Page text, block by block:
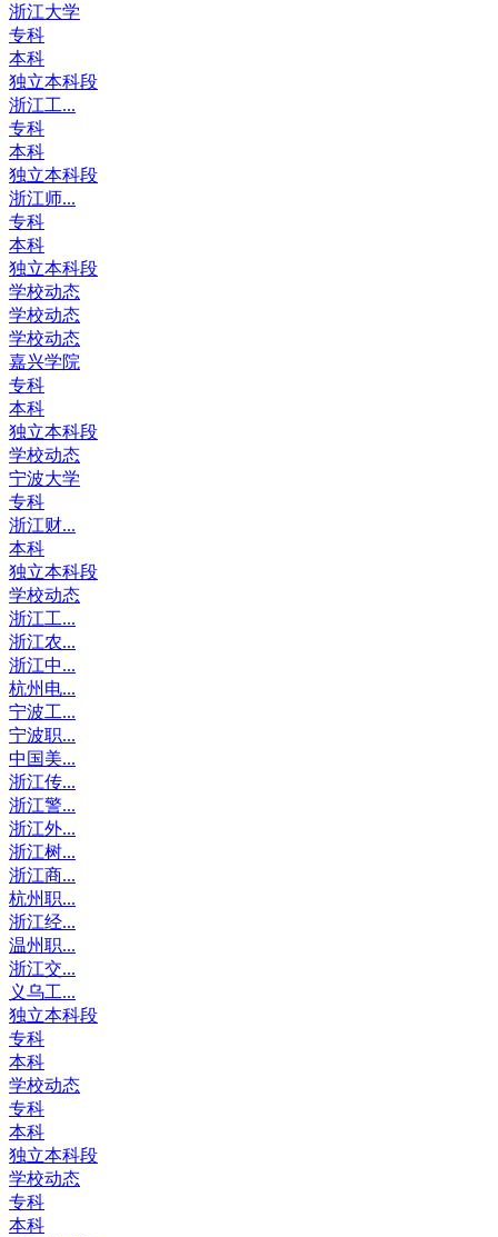
浙江大学
专科
本科
独立本科段
浙江工...
专科
本科
独立本科段
浙江师...
专科
本科
独立本科段
学校动态
学校动态
学校动态
嘉兴学院
专科
本科
独立本科段
学校动态
宁波大学
专科
浙江财...
本科
独立本科段
学校动态
浙江工...
浙江农...
浙江中...
杭州电...
宁波工...
宁波职...
中国美...
浙江传...
浙江警...
浙江外...
浙江树...
浙江商...
杭州职...
浙江经...
温州职...
浙江交...
义乌工...
独立本科段
专科
本科
学校动态
专科
本科
独立本科段
学校动态
专科
本科